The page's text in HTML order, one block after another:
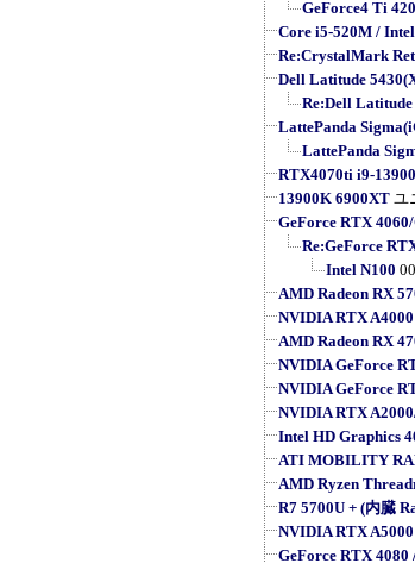
GeForce4 Ti
Core i5-520M /
Re:CrystalMark
Dell Latitude
Re:Dell
LattePanda
LattePanda
RTX4070ti i9-
13900K 6900XT ユ
GeForce RTX
Re:GeForce
Intel N100
AMD Radeon RX
NVIDIA RTX
AMD Radeon RX
NVIDIA GeForce
NVIDIA GeForce
NVIDIA RTX
Intel HD Graphics
ATI MOBILITY
AMD Ryzen
R7 5700U + (内臓
NVIDIA RTX
GeForce RTX 4080